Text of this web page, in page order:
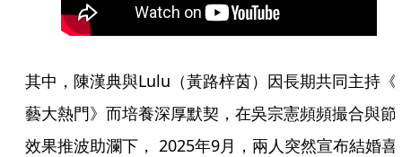
其中，陳漢典與Lulu（黃路梓茵）因長期共同主持《
藝大熱門》而培養深厚默契，在吳宗憲頻頻撮合與節
效果推波助瀾下， 2025年9月，兩人突然宣布結婚喜